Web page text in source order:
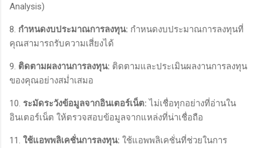
Analysis)
8. กำหนดงบประมาณการลงทุน: กำหนดงบประมาณการลงทุนที่
คุณสามารถรับความเสี่ยงได้
9. ติดตามผลงานการลงทุน: ติดตามและประเมินผลงานการลงทุน
ของคุณอย่างสม่ำเสมอ
10. ระมัดระวังข้อมูลจากอินเตอร์เน็ต: ไม่เชื่อทุกอย่างที่อ่านใน
อินเตอร์เน็ต ให้ตรวจสอบข้อมูลจากแหล่งที่น่าเชื่อถือ
11. ใช้แอพพลิเคชั่นการลงทุน: ใช้แอพพลิเคชั่นที่ช่วยในการ